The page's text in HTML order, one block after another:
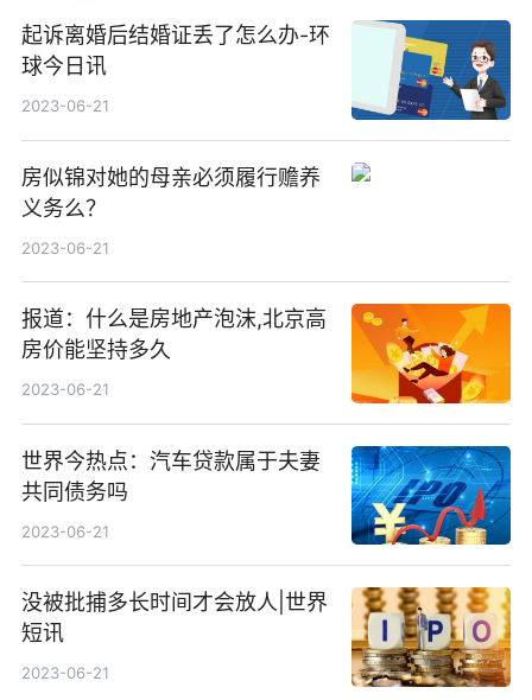
起诉离婚后结婚证丢了怎么办-环
球今日讯
2023-06-21
房似锦对她的母亲必须履行赡养
义务么？
2023-06-21
报道：什么是房地产泡沫,北京高
房价能坚持多久
2023-06-21
世界今热点：汽车贷款属于夫妻
共同债务吗
2023-06-21
没被批捕多长时间才会放人|世界
短讯
2023-06-21